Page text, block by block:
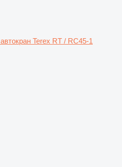
автокран Terex RT / RC45-1